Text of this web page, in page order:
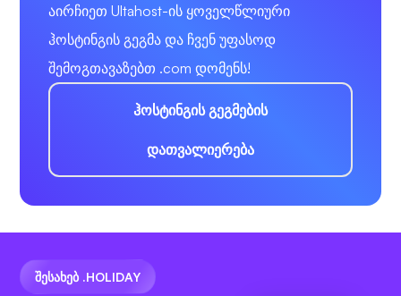
აირჩიეთ Ultahost-ის ყოველწლიური
ჰოსტინგის გეგმა და ჩვენ უფასოდ
შემოგთავაზებთ .com დომენს!
ჰოსტინგის გეგმების
დათვალიერება
ᲨᲔᲡᲐᲮᲔᲑ .HOLIDAY